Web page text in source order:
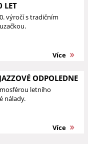
LET
výročí s tradičním
Více
ODPOLEDNE
letního
nálady.
Více